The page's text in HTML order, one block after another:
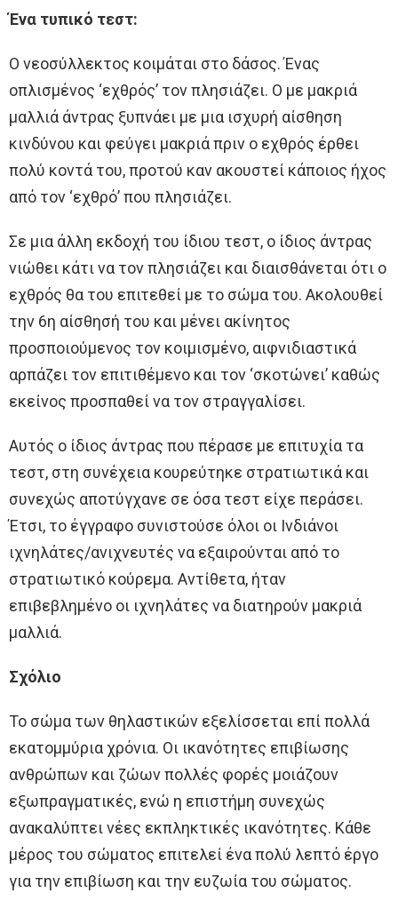
Ένα τυπικό τεστ:
Ο νεοσύλλεκτος κοιμάται στο δάσος. Ένας
οπλισμένος ‘εχθρός’ τον πλησιάζει. Ο με μακριά
μαλλιά άντρας ξυπνάει με μια ισχυρή αίσθηση
κινδύνου και φεύγει μακριά πριν ο εχθρός έρθει
πολύ κοντά του, προτού καν ακουστεί κάποιος ήχος
από τον ‘εχθρό’ που πλησιάζει.
Σε μια άλλη εκδοχή του ίδιου τεστ, ο ίδιος άντρας
νιώθει κάτι να τον πλησιάζει και διαισθάνεται ότι ο
εχθρός θα του επιτεθεί με το σώμα του. Ακολουθεί
την 6η αίσθησή του και μένει ακίνητος
προσποιούμενος τον κοιμισμένο, αιφνιδιαστικά
αρπάζει τον επιτιθέμενο και τον ‘σκοτώνει’ καθώς
εκείνος προσπαθεί να τον στραγγαλίσει.
Αυτός ο ίδιος άντρας που πέρασε με επιτυχία τα
τεστ, στη συνέχεια κουρεύτηκε στρατιωτικά και
συνεχώς αποτύγχανε σε όσα τεστ είχε περάσει.
Έτσι, το έγγραφο συνιστούσε όλοι οι Ινδιάνοι
ιχνηλάτες/ανιχνευτές να εξαιρούνται από το
στρατιωτικό κούρεμα. Αντίθετα, ήταν
επιβεβλημένο οι ιχνηλάτες να διατηρούν μακριά
μαλλιά.
Σχόλιο
Το σώμα των θηλαστικών εξελίσσεται επί πολλά
εκατομμύρια χρόνια. Οι ικανότητες επιβίωσης
ανθρώπων και ζώων πολλές φορές μοιάζουν
εξωπραγματικές, ενώ η επιστήμη συνεχώς
ανακαλύπτει νέες εκπληκτικές ικανότητες. Κάθε
μέρος του σώματος επιτελεί ένα πολύ λεπτό έργο
για την επιβίωση και την ευζωία του σώματος.